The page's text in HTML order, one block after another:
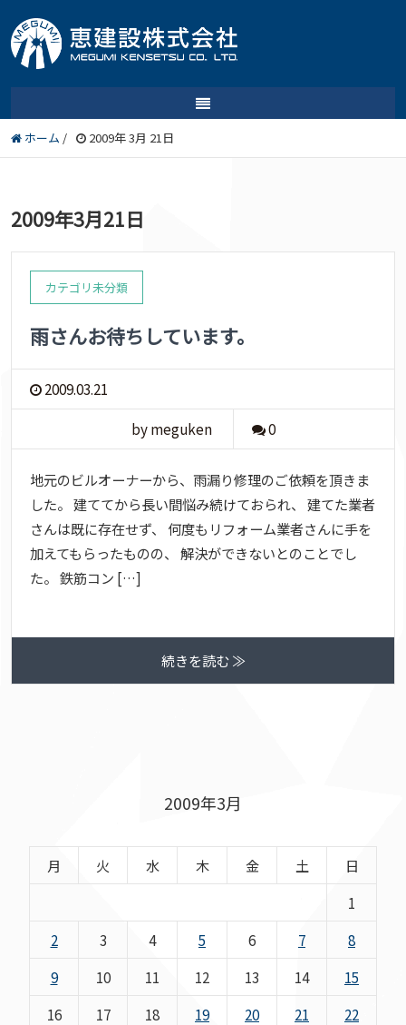
ホーム / 2009年 3月 21日
2009年3月21日
カテゴリ未分類
雨さんお待ちしています。
2009.03.21
by meguken
0
地元のビルオーナーから、雨漏り修理のご依頼を頂きま
した。 建ててから長い間悩み続けておられ、 建てた業者
さんは既に存在せず、 何度もリフォーム業者さんに手を
加えてもらったものの、 解決ができないとのことでし
た。 鉄筋コン […]
続きを読む ≫
2009年3月
月 火 水 木 金 土
日
1
2
3 4 5 6 7
8
9
10 11 12 13 14
15
16
17 18 19 20 21
22